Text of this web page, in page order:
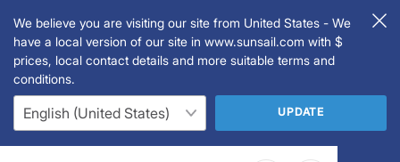
We believe you are visiting our site from United States - We
have a local version of our site in www.sunsail.com with $
prices, local contact details and more suitable terms and
conditions.
UPDATE